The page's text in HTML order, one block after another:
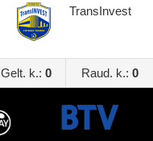
TransInvest
Gelt. k.: 0 Raud. k.: 0